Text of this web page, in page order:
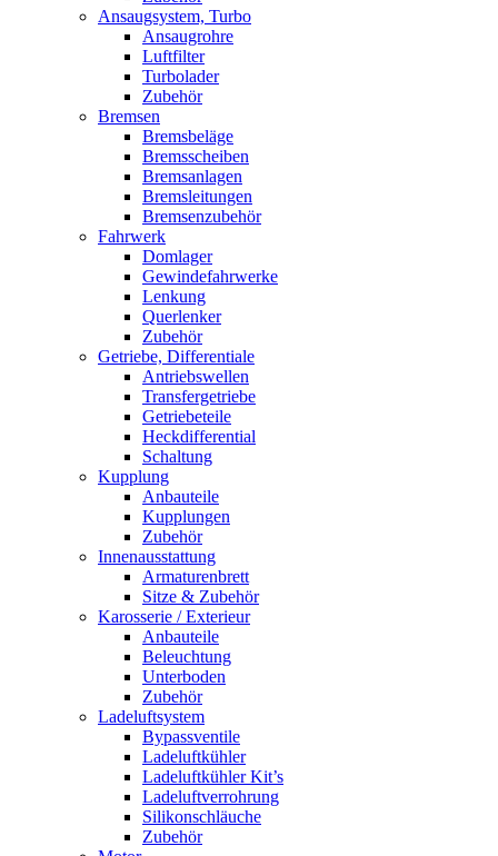
Ansaugsystem, Turbo
Ansaugrohre
Luftfilter
Turbolader
Zubehör
Bremsen
Bremsbeläge
Bremsscheiben
Bremsanlagen
Bremsleitungen
Bremsenzubehör
Fahrwerk
Domlager
Gewindefahrwerke
Lenkung
Querlenker
Zubehör
Getriebe, Differentiale
Antriebswellen
Transfergetriebe
Getriebeteile
Heckdifferential
Schaltung
Kupplung
Anbauteile
Kupplungen
Zubehör
Innenausstattung
Armaturenbrett
Sitze & Zubehör
Karosserie / Exterieur
Anbauteile
Beleuchtung
Unterboden
Zubehör
Ladeluftsystem
Bypassventile
Ladeluftkühler
Ladeluftkühler Kit’s
Ladeluftverrohrung
Silikonschläuche
Zubehör